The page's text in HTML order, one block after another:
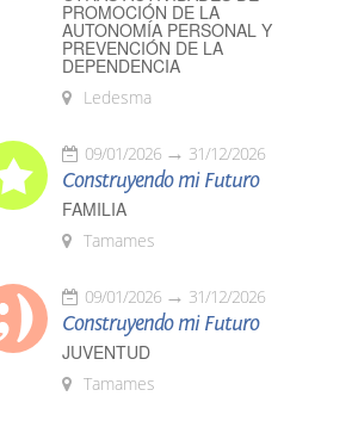
PROMOCIÓN DE LA
AUTONOMÍA PERSONAL Y
PREVENCIÓN DE LA
DEPENDENCIA
Ledesma
09/01/2026 31/12/2026
Construyendo mi Futuro
FAMILIA
Tamames
09/01/2026 31/12/2026
Construyendo mi Futuro
JUVENTUD
Tamames